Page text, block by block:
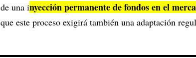
de una inyección permanente de fondos en el
que este proceso exigirá también una adaptación